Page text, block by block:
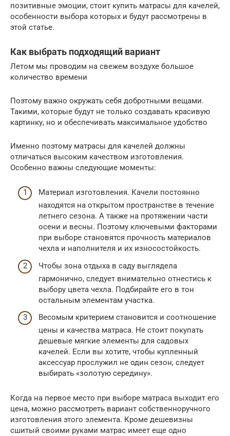
позитивные эмоции, стоит купить матрасы для качелей,
особенности выбора которых и будут рассмотрены в
этой статье.
Как выбрать подходящий вариант
Летом мы проводим на свежем воздухе большое
количество времени
Поэтому важно окружать себя добротными вещами.
Такими, которые будут не только создавать красивую
картинку, но и обеспечивать максимальное удобство
Именно поэтому матрасы для качелей должны
отличаться высоким качеством изготовления.
Особенно важны следующие моменты:
Материал изготовления. Качели постоянно
находятся на открытом пространстве в течение
летнего сезона. А также на протяжении части
осени и весны. Поэтому ключевыми факторами
при выборе становятся прочность материалов
чехла и наполнителя и их износостойкость.
Чтобы зона отдыха в саду выглядела
гармонично, следует внимательно отнестись к
выбору цвета чехла. Подбирайте его в тон
остальным элементам участка.
Весомым критерием становится и соотношение
цены и качества матраса. Не стоит покупать
дешевые мягкие элементы для садовых
качелей. Если вы хотите, чтобы купленный
аксессуар прослужил не один сезон, следует
выбирать «золотую середину».
Когда на первое место при выборе матраса выходит его
цена, можно рассмотреть вариант собственноручного
изготовления этого элемента. Кроме дешевизны
сшитый своими руками матрас имеет еще одно